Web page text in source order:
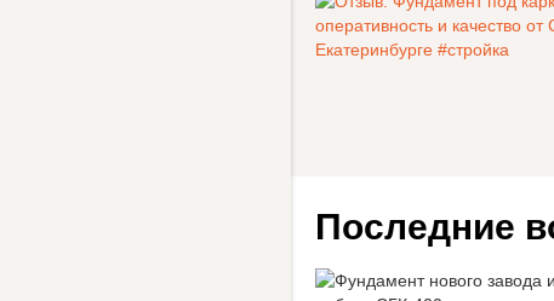
Последние